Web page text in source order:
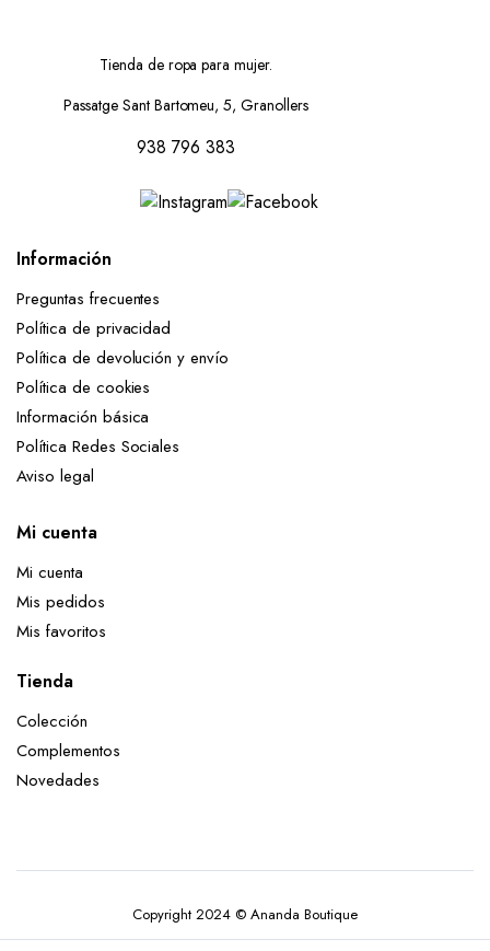
Tienda de ropa para mujer.
Passatge Sant Bartomeu, 5, Granollers
938 796 383
Información
Preguntas frecuentes
Política de privacidad
Política de devolución y envío
Política de cookies
Información básica
Política Redes Sociales
Aviso legal
Mi cuenta
Mi cuenta
Mis pedidos
Mis favoritos
Tienda
Colección
Complementos
Novedades
Copyright 2024 © Ananda Boutique